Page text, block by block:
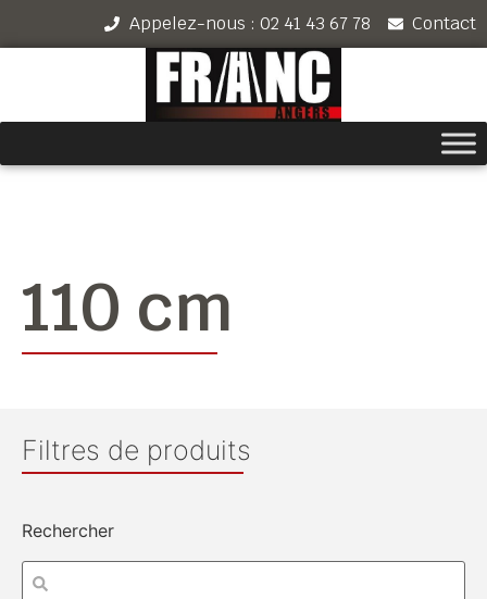
Appelez-nous : 02 41 43 67 78 Contact
110 cm
Filtres de produits
Rechercher